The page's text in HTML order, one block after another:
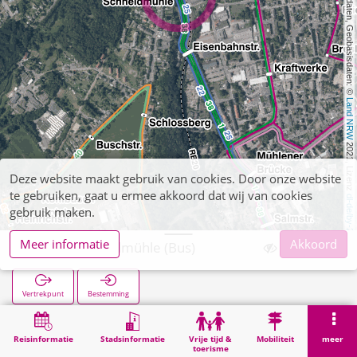
, Kartendaten, Geobasisdaten: ©
Land NRW
2021, Lizenz
dl-de/by-2-0
Reisinformatie Stadsinformatie
Vrije tijd &
toerisme
Mobiliteit meer
Atsch Schneidmühle (Bus)
Vertrekpunt Bestemming
Zoekopracht Atsch Schneidmühle (Bus)
Deze website maakt gebruik van cookies. Door onze website
te gebruiken, gaat u ermee akkoord dat wij van cookies
gebruik maken.
Meer informatie
Akkoord